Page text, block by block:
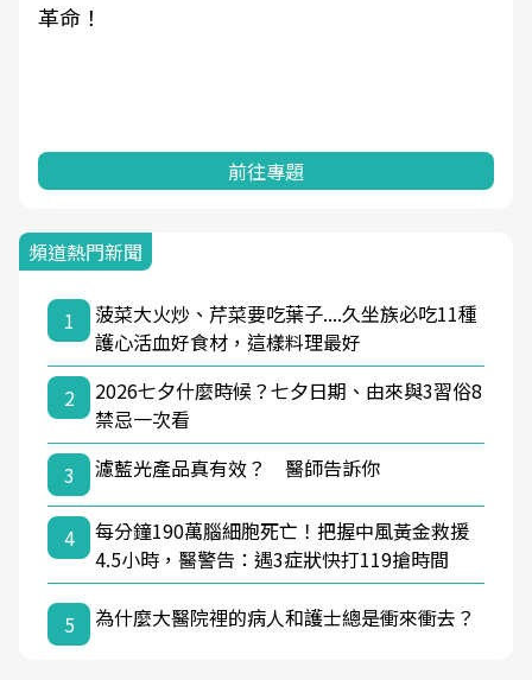
頻道熱門新聞
1
菠菜大火炒、芹菜要吃葉子....久坐族必吃11種
護心活血好食材，這樣料理最好
2
2026七夕什麼時候？七夕日期、由來與3習俗8
禁忌一次看
3
濾藍光產品真有效？ 醫師告訴你
4
每分鐘190萬腦細胞死亡！把握中風黃金救援
4.5小時，醫警告：遇3症狀快打119搶時間
5 為什麼大醫院裡的病人和護士總是衝來衝去？